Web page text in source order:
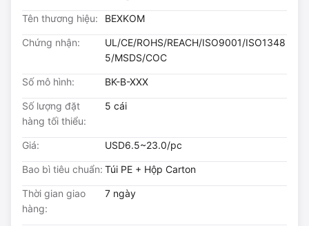
Tên thương hiệu: BEXKOM
Chứng nhận:
UL/CE/ROHS/REACH/ISO9001/ISO1348
5/MSDS/COC
Số mô hình: BK-B-XXX
Số lượng đặt
hàng tối thiểu:
5 cái
Giá: USD6.5~23.0/pc
Bao bì tiêu chuẩn: Túi PE + Hộp Carton
Thời gian giao
hàng:
7 ngày